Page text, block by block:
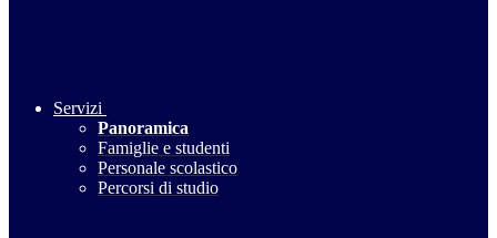
Servizi
Panoramica
Famiglie e studenti
Personale scolastico
Percorsi di studio